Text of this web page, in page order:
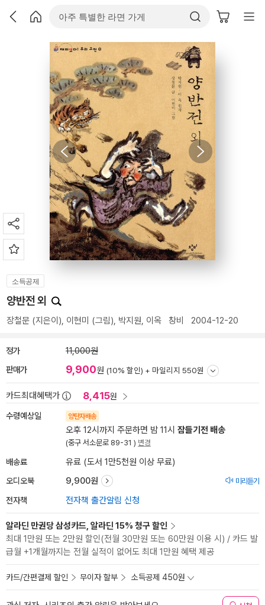
소득공제
양반전 외
장철문 (지은이), 이현미 (그림), 박지원, 이옥 창비 2004-12-20
정가 11,000원
판매가 9,900원 (10% 할인) + 마일리지 550원
카드최대혜택가 8,415원
수령예상일 양탄자배송
오후 12시까지 주문하면 밤 11시 잠들기전 배송
(중구 서소문로 89-31 ) 변경
배송료 유료 (도서 1만5천원 이상 무료)
오디오북 9,900원 미리듣기
전자책 전자책 출간알림 신청
알라딘 만권당 삼성카드, 알라딘 15% 청구 할인
최대 1만원 또는 2만원 할인(전월 30만원 또는 60만원 이용 시) / 카드 발
급월 +1개월까지는 전월 실적이 없어도 최대 1만원 혜택 제공
카드/간편결제 할인 무이자 할부 소득공제 450원